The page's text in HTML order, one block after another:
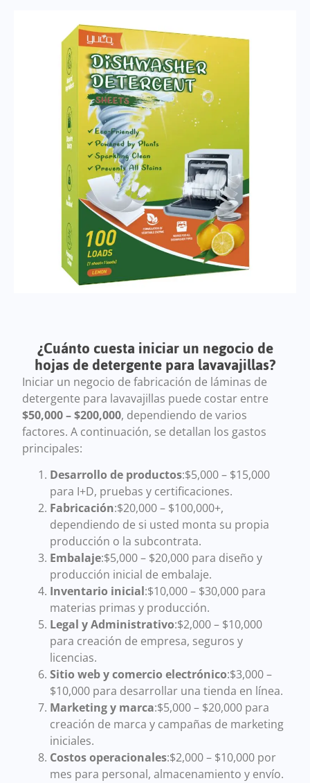
¿Cuánto cuesta iniciar un negocio de
hojas de detergente para lavavajillas?
Iniciar un negocio de fabricación de láminas de
detergente para lavavajillas puede costar entre
$50,000 – $200,000, dependiendo de varios
factores. A continuación, se detallan los gastos
principales:
Desarrollo de productos:$5,000 – $15,000
para I+D, pruebas y certificaciones.
Fabricación:$20,000 – $100,000+,
dependiendo de si usted monta su propia
producción o la subcontrata.
Embalaje:$5,000 – $20,000 para diseño y
producción inicial de embalaje.
Inventario inicial:$10,000 – $30,000 para
materias primas y producción.
Legal y Administrativo:$2,000 – $10,000
para creación de empresa, seguros y
licencias.
Sitio web y comercio electrónico:$3,000 –
$10,000 para desarrollar una tienda en línea.
Marketing y marca:$5,000 – $20,000 para
creación de marca y campañas de marketing
iniciales.
Costos operacionales:$2,000 – $10,000 por
mes para personal, almacenamiento y envío.